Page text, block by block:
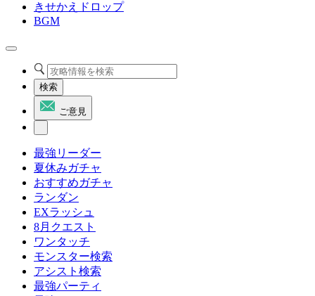
きせかえドロップ
BGM
検索
ご意見
最強リーダー
夏休みガチャ
おすすめガチャ
ランダン
EXラッシュ
8月クエスト
ワンタッチ
モンスター検索
アシスト検索
最強パーティ